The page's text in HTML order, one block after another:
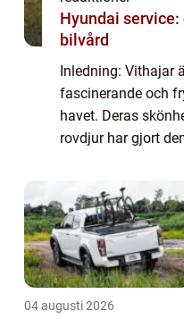
Hyundai
bilvård
Inledning: Vithajar
fascinerande och
havet. Deras
rovdjur har gjort
entusiaster och
artikeln komm...
04 augusti 2026